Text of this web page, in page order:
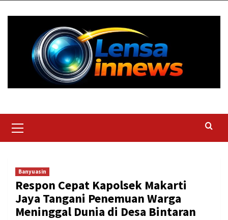
Menu
Banyuasin
Respon Cepat Kapolsek Makarti
Jaya Tangani Penemuan Warga
Meninggal Dunia di Desa Bintaran